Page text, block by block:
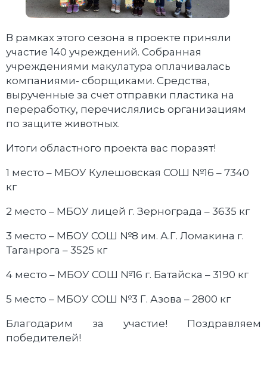
В рамках этого сезона в проекте приняли
участие 140 учреждений. Собранная
учреждениями макулатура оплачивалась
компаниями- сборщиками. Средства,
вырученные за счет отправки пластика на
переработку, перечислялись организациям
по защите животных.
Итоги областного проекта вас поразят!
1 место – МБОУ Кулешовская СОШ №16 – 7340
кг
2 место – МБОУ лицей г. Зернограда – 3635 кг
3 место – МБОУ СОШ №8 им. А.Г. Ломакина г.
Таганрога – 3525 кг
4 место – МБОУ СОШ №16 г. Батайска – 3190 кг
5 место – МБОУ СОШ №3 Г. Азова – 2800 кг
Благодарим за участие! Поздравляем
победителей!